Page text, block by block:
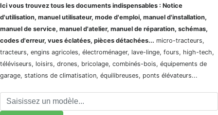
Ici vous trouvez tous les documents indispensables : Notice
d'utilisation, manuel utilisateur, mode d'emploi, manuel d'installation,
manuel de service, manuel d'atelier, manuel de réparation, schémas,
codes d'erreur, vues éclatées, pièces détachées... micro-tracteurs,
tracteurs, engins agricoles, électroménager, lave-linge, fours, high-tech,
téléviseurs, loisirs, drones, bricolage, combinés-bois, équipements de
garage, stations de climatisation, équilibreuses, ponts élévateurs...